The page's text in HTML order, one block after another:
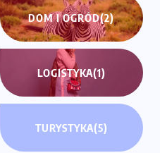
DOM I OGRÓD(2)
LOGISTYKA(1)
TURYSTYKA(5)